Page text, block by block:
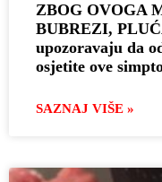
ZBOG OVOGA
BUBREZI,
upozoravaju da
osjetite ove
SAZNAJ VIŠE »